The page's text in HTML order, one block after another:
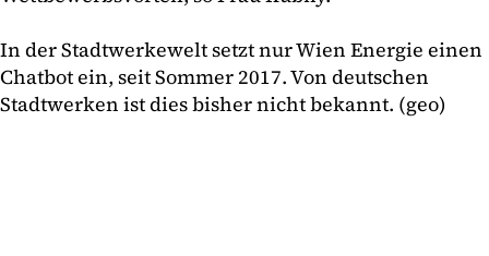
In der Stadtwerkewelt setzt nur Wien Energie einen
Chatbot ein, seit Sommer 2017. Von deutschen
Stadtwerken ist dies bisher nicht bekannt. (geo)